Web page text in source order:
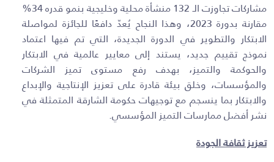
مشاركات تجاوزت الـ 132 منشأة محلية وخليجية بنمو قدره 34%
مقارنة بدورة 2023، وهذا النجاح يُعدّ دافعًا للجائزة لمواصلة
الابتكار والتطوير في الدورة الجديدة، التي تم فيها اعتماد
نموذج تقييم جديد، يستند إلى معايير عالمية في الابتكار
والحوكمة والتميز، بهدف رفع مستوى تميز الشركات
والمؤسسات، وخلق بيئة قادرة على تعزيز الإنتاجية والإبداع
والابتكار بما ينسجم مع توجيهات حكومة الشارقة المتمثلة في
نشر أفضل ممارسات التميز المؤسسي.
تعزيز ثقافة الجودة